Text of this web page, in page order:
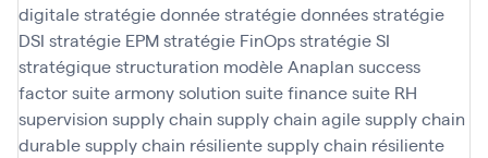
digitalestratégie donnéestratégie donnéesstratégie
DSI stratégie EPMstratégie FinOpsstratégie SI
stratégiquestructuration modèle Anaplan success
factorsuite armony solution suite financesuite RH
supervision supply chain supply chain agilesupply chain
durablesupply chain résilientesupply chain résiliente